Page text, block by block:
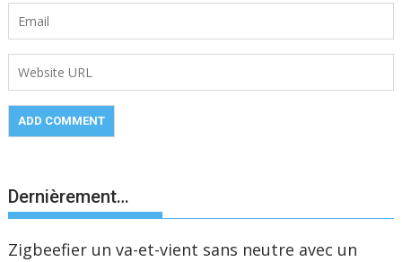
Dernièrement…
Zigbeefier un va-et-vient sans neutre avec un